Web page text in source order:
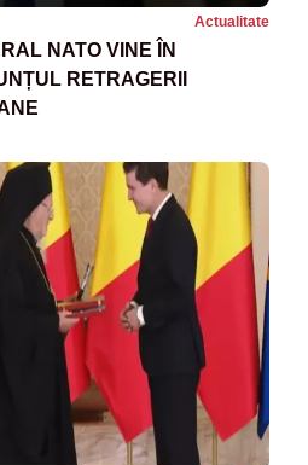
Actualitate
NATO VINE ÎN
RETRAGERII